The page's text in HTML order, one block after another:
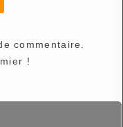
commentaire.
!